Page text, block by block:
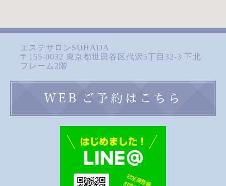
エステサロンSUHADA
〒155-0032 東京都世田谷区代沢5丁目32-3 下北
フレーム2階